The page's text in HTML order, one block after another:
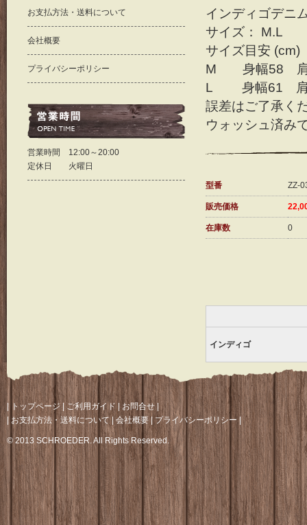
インディゴデニ
サイズ： M.L
サイズ目安 (cm)
M 身幅58 肩
L 身幅61 肩
誤差はご了承く
ウォッシュ済み
型番 ZZ-
販売価格
在庫数 0
インディゴ
お支払方法・送料について
会社概要
プライバシーポリシー
営業時間 12:00～20:00
定休日 火曜日
| トップページ|ご利用ガイド | お問合せ
お支払方法・送料について 会社概要|プライバシーポリシー
© 2013 SCHROEDER. All Rights Reserved.